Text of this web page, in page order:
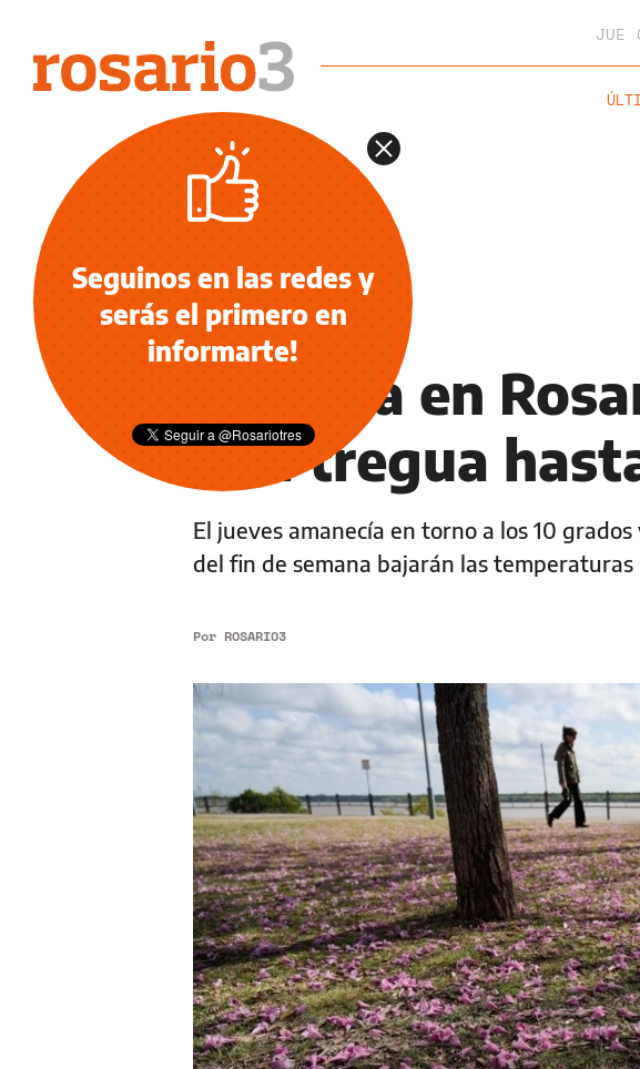
JUE
INFORMACIÓN GENERAL
El clima en
una tregua
El jueves amanecía en torno a los 10
del fin de semana bajarán las temperaturas
Por ROSARIO3
Seguinos en las redes y
serás el primero en
informarte!